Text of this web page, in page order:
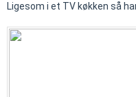
Ligesom i et TV køkken så